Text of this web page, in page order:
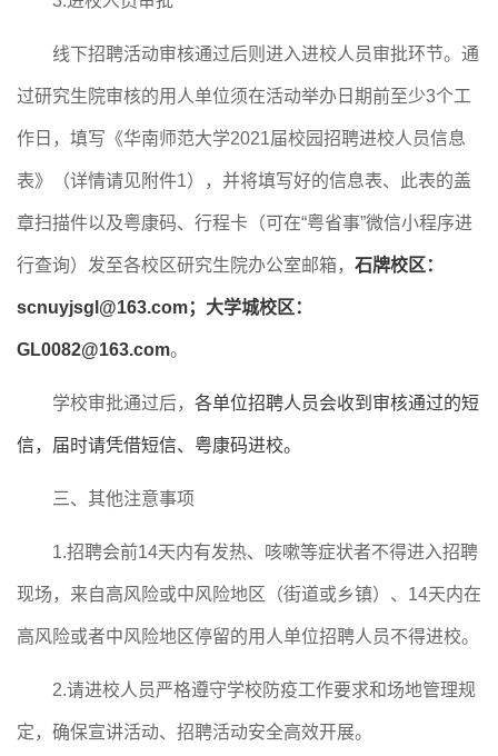
线下招聘活动审核通过后则进入进校人员审批环节。通
过研究生院审核的用人单位须在活动举办日期前至少3个工
作日，填写《华南师范大学2021届校园招聘进校人员信息
表》（详情请见附件1），并将填写好的信息表、 此表的盖
章扫描件以 及粤康码、行程卡（可在“粤省事”微信小程序进
行查询） 发至各校区研究生院办公室邮箱， 石牌校区 ：
scnuyjsgl@163.com； 大学城校区：
GL0082@163.com。
学校审批通过后， 各单位招聘人员会收到审核通过的短
信，届时请凭借短信、 粤康码进校。
三、 其他注意事项
1.招聘会前14天内有发热、咳嗽等症状者不得进入招聘
现场，来自高风险或中风险地区（街道或乡镇）、14天内在
高风险或者中风险地区停留的用人单位招聘人员不得进校。
2.请进校人员严格遵守学校防疫工作要求和场地管理规
定，确保宣讲活动、招聘活动安全高效开展。